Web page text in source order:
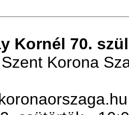
Kornél 70.
Korona